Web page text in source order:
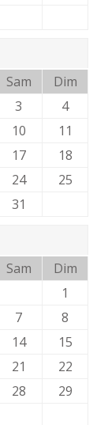
Sam
Dim
3
4
10
11
17
18
24
25
31
Sam
Dim
1
7
8
14
15
21
22
28
29